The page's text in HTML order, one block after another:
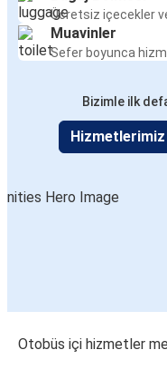
Ücretsiz içecekler
Muavinler
Sefer boyunca
Bizimle ilk
Hizmetlerimiz
Otobüs içi hizmetler